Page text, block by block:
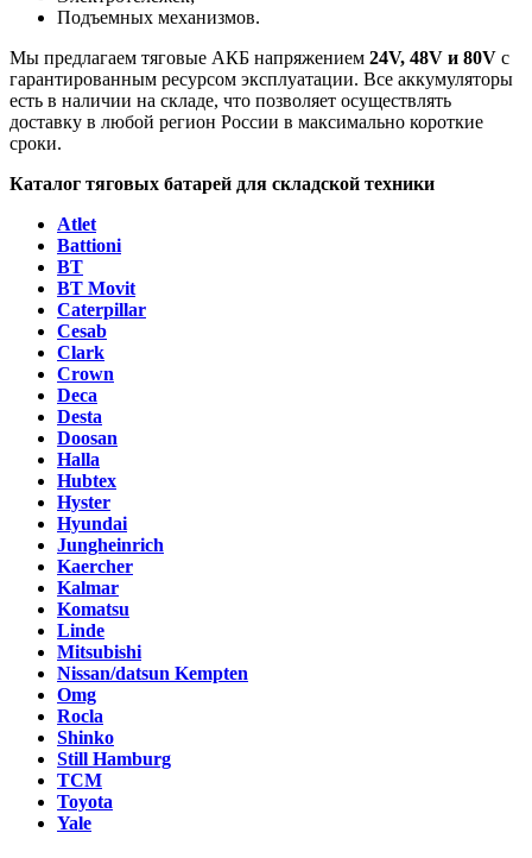
Подъемных механизмов.
Мы предлагаем тяговые АКБ напряжением 24V, 48V и 80V с
гарантированным ресурсом эксплуатации. Все аккумуляторы
есть в наличии на складе, что позволяет осуществлять
доставку в любой регион России в максимально короткие
сроки.
Каталог тяговых батарей для складской техники
Atlet
Battioni
BT
BT Movit
Caterpillar
Cesab
Clark
Crown
Deca
Desta
Doosan
Halla
Hubtex
Hyster
Hyundai
Jungheinrich
Kaercher
Kalmar
Komatsu
Linde
Mitsubishi
Nissan/datsun Kempten
Omg
Rocla
Shinko
Still Hamburg
TCM
Toyota
Yale